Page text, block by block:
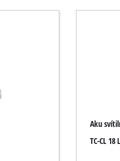
Aku
TC-CL 18